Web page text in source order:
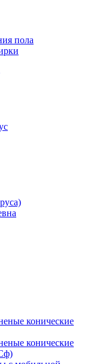
пола
конические
конические